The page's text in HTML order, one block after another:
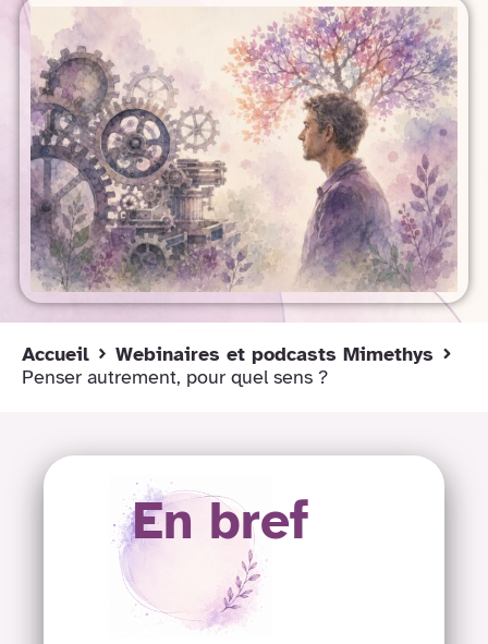
Accueil
Webinaires et podcasts Mimethys
Penser autrement, pour quel sens ?
En bref